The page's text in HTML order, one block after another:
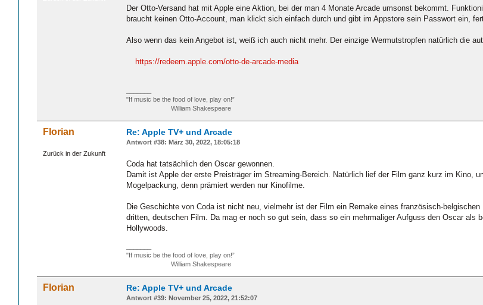
Der Otto-Versand hat mit Apple eine Aktion, bei der man 4 Monate Arcade umsonst bekommt.
braucht keinen Otto-Account, man klickt sich einfach durch und gibt im Appstore sein Passwort ein,
Also wenn das kein Angebot ist, weiß ich auch nicht mehr. Der einzige Wermutstropfen natürlich die
https://redeem.apple.com/otto-de-arcade-media
"If music be the food of love, play on!”
William Shakespeare
Florian
Zurück in der Zukunft
Re: Apple TV+ und Arcade
Antwort #38: März 30, 2022, 18:05:18
Coda hat tatsächlich den Oscar gewonnen.
Damit ist Apple der erste Preisträger im Streaming-Bereich. Natürlich lief der Film ganz kurz im Kino,
Mogelpackung, denn prämiert werden nur Kinofilme.
Die Geschichte von Coda ist nicht neu, vielmehr ist der Film ein Remake eines französisch-
dritten, deutschen Film. Da mag er noch so gut sein, dass so ein mehrmaliger Aufguss den Oscar als
Hollywoods.
"If music be the food of love, play on!”
William Shakespeare
Florian Re: Apple TV+ und Arcade
Antwort #39: November 25, 2022, 21:52:07